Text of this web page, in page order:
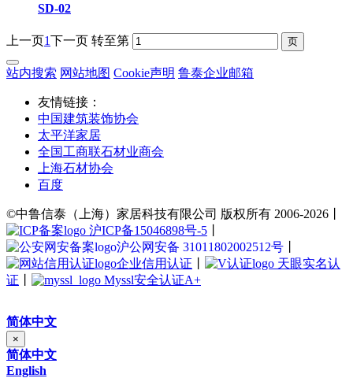
SD-02
上一页1下一页 转至第
站内搜索 网站地图 Cookie声明 鲁泰企业邮箱
友情链接：
中国建筑装饰协会
太平洋家居
全国工商联石材业商会
上海石材协会
百度
©中鲁信泰（上海）家居科技有限公司 版权所有 2006-2026丨
沪ICP备15046898号-5
沪公网安备 31011802002512号
企业信用认证
天眼实名认
证
Myssl安全认证A+
简体中文
×
简体中文
English